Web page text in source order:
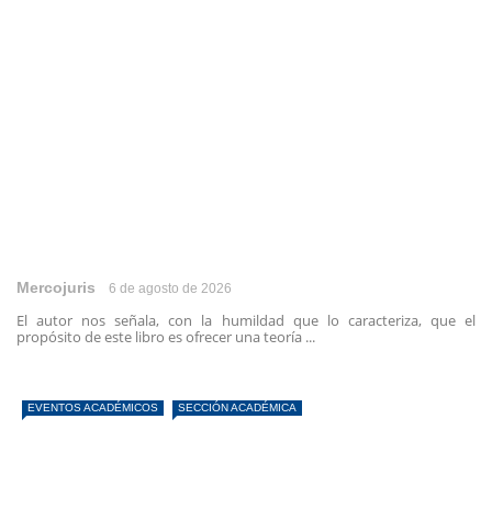
Mercojuris 6 de agosto de 2026
El autor nos señala, con la humildad que lo caracteriza, que el
propósito de este libro es ofrecer una teoría ...
EVENTOS ACADÉMICOS SECCIÓN ACADÉMICA